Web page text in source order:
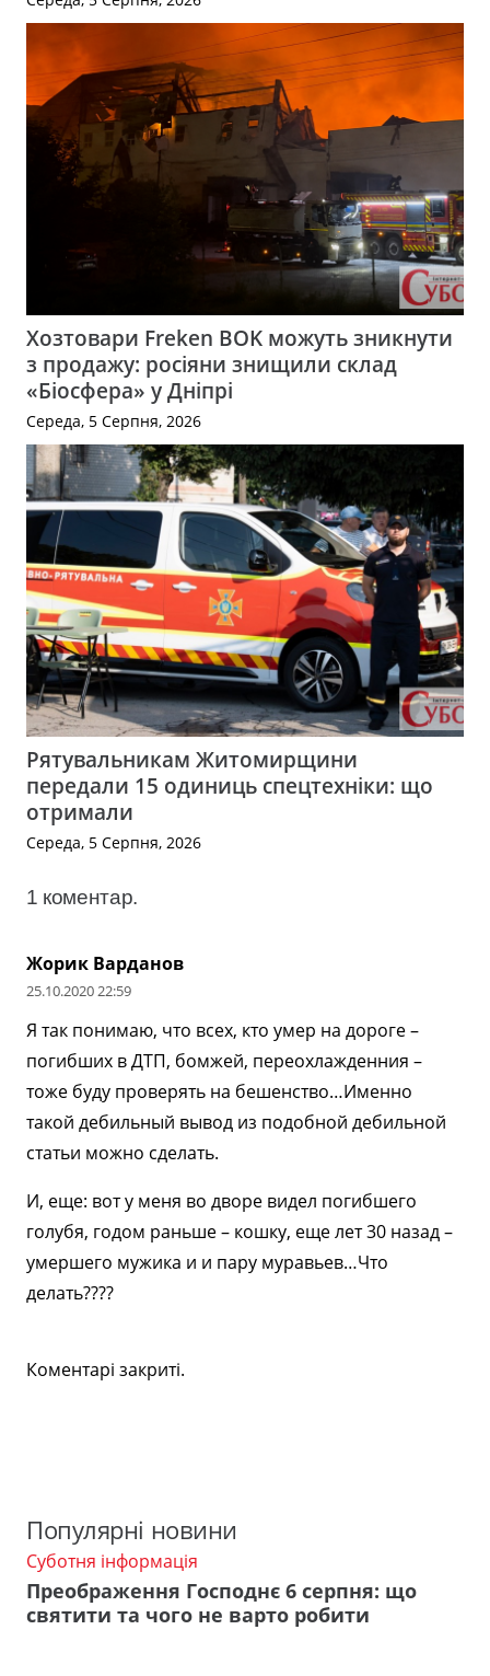
Хозтовари Freken BOK можуть зникнути
з продажу: росіяни знищили склад
«Біосфера» у Дніпрі
Середа, 5 Серпня, 2026
Рятувальникам Житомирщини
передали 15 одиниць спецтехніки: що
отримали
Середа, 5 Серпня, 2026
1 коментар.
Жорик Варданов
25.10.2020 22:59
Я так понимаю, что всех, кто умер на дороге –
погибших в ДТП, бомжей, переохлажденния –
тоже буду проверять на бешенство…Именно
такой дебильный вывод из подобной дебильной
статьи можно сделать.
И, еще: вот у меня во дворе видел погибшего
голубя, годом раньше – кошку, еще лет 30 назад –
умершего мужика и и пару муравьев…Что
делать????
Коментарі закриті.
Популярні новини
Суботня інформація
Преображення Господнє 6 серпня: що
святити та чого не варто робити